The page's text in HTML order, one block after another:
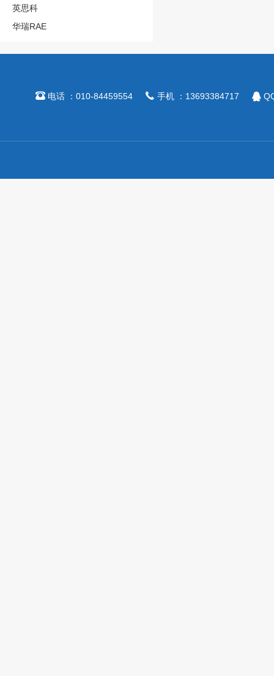
英思科
华瑞RAE
电话 ：010-84459554  手机 ：13693384717 